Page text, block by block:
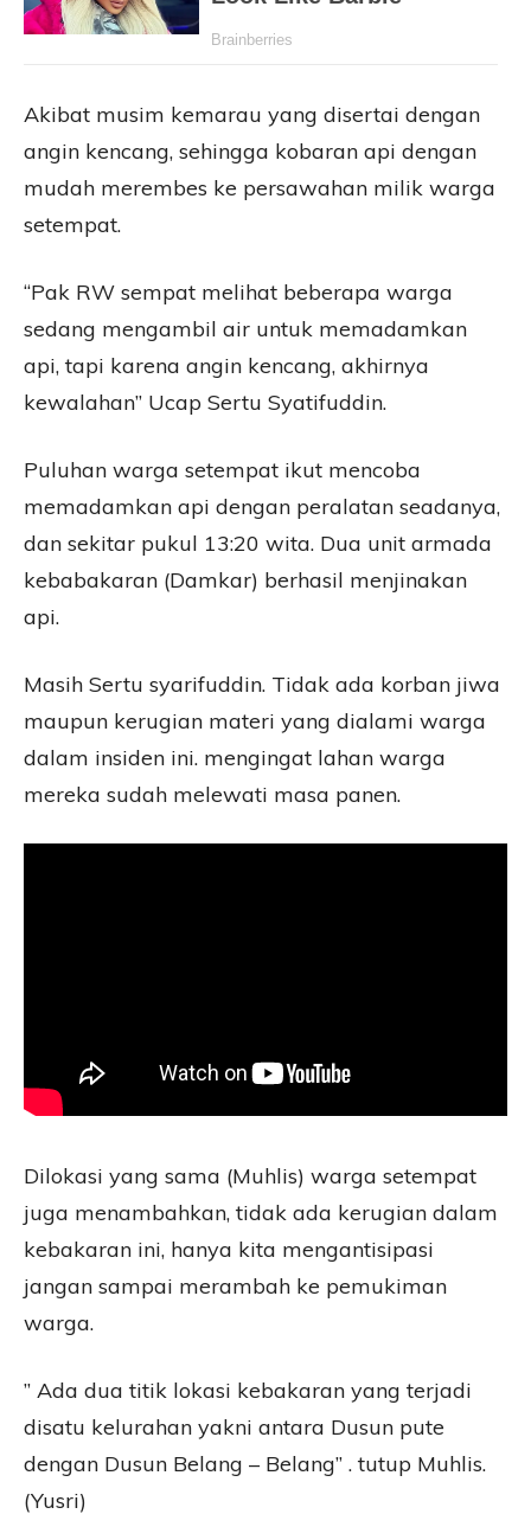
Akibat musim kemarau yang disertai dengan
angin kencang, sehingga kobaran api dengan
mudah merembes ke persawahan milik warga
setempat.
“Pak RW sempat melihat beberapa warga
sedang mengambil air untuk memadamkan
api, tapi karena angin kencang, akhirnya
kewalahan” Ucap Sertu Syatifuddin.
Puluhan warga setempat ikut mencoba
memadamkan api dengan peralatan seadanya,
dan sekitar pukul 13:20 wita. Dua unit armada
kebabakaran (Damkar) berhasil menjinakan
api.
Masih Sertu syarifuddin. Tidak ada korban jiwa
maupun kerugian materi yang dialami warga
dalam insiden ini. mengingat lahan warga
mereka sudah melewati masa panen.
Dilokasi yang sama (Muhlis) warga setempat
juga menambahkan, tidak ada kerugian dalam
kebakaran ini, hanya kita mengantisipasi
jangan sampai merambah ke pemukiman
warga.
” Ada dua titik lokasi kebakaran yang terjadi
disatu kelurahan yakni antara Dusun pute
dengan Dusun Belang – Belang” . tutup Muhlis.
(Yusri)